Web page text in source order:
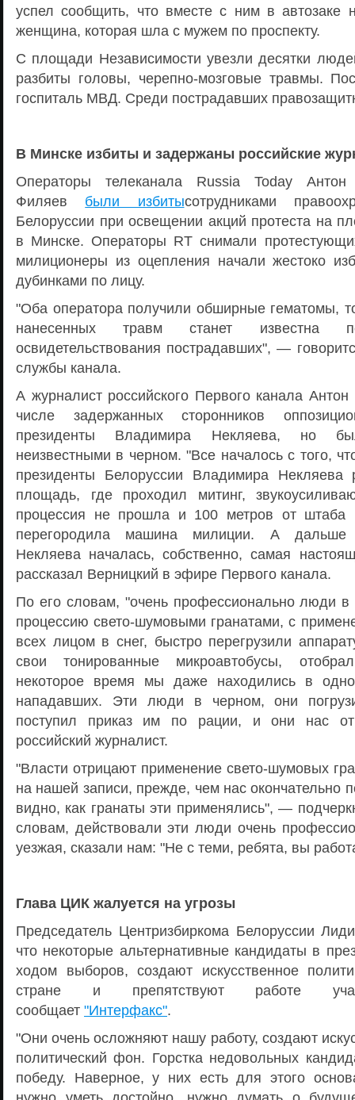
успел сообщить, что вместе с ним в автозаке
женщина, которая шла с мужем по проспекту.
С площади Независимости увезли десятки
разбиты головы, черепно-мозговые травмы.
госпиталь МВД. Среди пострадавших
В Минске избиты и задержаны российские
Операторы телеканала Russia Today
Филяев были избитысотрудниками
Белоруссии при освещении акций протеста на
в Минске. Операторы RT снимали
милиционеры из оцепления начали жестоко
дубинками по лицу.
"Оба оператора получили обширные гематомы,
нанесенных травм станет известна
освидетельствования пострадавших", —
службы канала.
А журналист российского Первого канала
числе задержанных сторонников
президенты Владимира Некляева, но
неизвестными в черном. "Все началось с того,
президенты Белоруссии Владимира Некляева
площадь, где проходил митинг,
процессия не прошла и 100 метров от штаба
перегородила машина милиции. А дальше
Некляева началась, собственно, самая
рассказал Верницкий в эфире Первого канала.
По его словам, "очень профессионально люди в
процессию свето-шумовыми гранатами, с
всех лицом в снег, быстро перегрузили
свои тонированные микроавтобусы,
некоторое время мы даже находились в
нападавших. Эти люди в черном, они
поступил приказ им по рации, и они нас
российский журналист.
"Власти отрицают применение свето-шумовых
на нашей записи, прежде, чем нас окончательно
видно, как гранаты эти применялись", —
словам, действовали эти люди очень
уезжая, сказали нам: "Не с теми, ребята, вы
Глава ЦИК жалуется на угрозы
Председатель Центризбиркома Белоруссии
что некоторые альтернативные кандидаты в
ходом выборов, создают искусственное
стране и препятствуют работе
сообщает "Интерфакс".
"Они очень осложняют нашу работу, создают
политический фон. Горстка недовольных
победу. Наверное, у них есть для этого